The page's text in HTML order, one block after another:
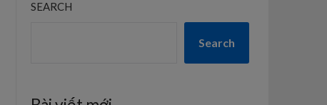
SEARCH
Search